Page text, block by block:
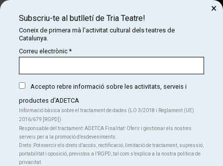
CARTELLERA
PER FI SOL!
Finalitzat
dimecres 7 de desembre
20:00 h
Temporada Alta
Festivals Teatre
Subscriu-te al butlletí de Tria Teatre!
Coneix de primera mà l'activitat cultural dels teatres de
Catalunya.
Correu electrònic*
Accepto rebre informació sobre les activitats, serveis i
productes d'ADETCA
Informació bàsica sobre el tractament de dades (LO 3/2018 i Reglament (UE)
2016/679 ]RGPD])
Responsable del tractament: ADETCA Finalitat: Oferir i gestionar els nostres
serveis per a la promoció d’esdeveniments.
Drets: Pot exercir els drets d’accés, rectificació, limitació de tractament, supressió,
portabilitat i oposició, previstos a l’RGPD, tal com s’explica a la nostra política de
privacitat.
×